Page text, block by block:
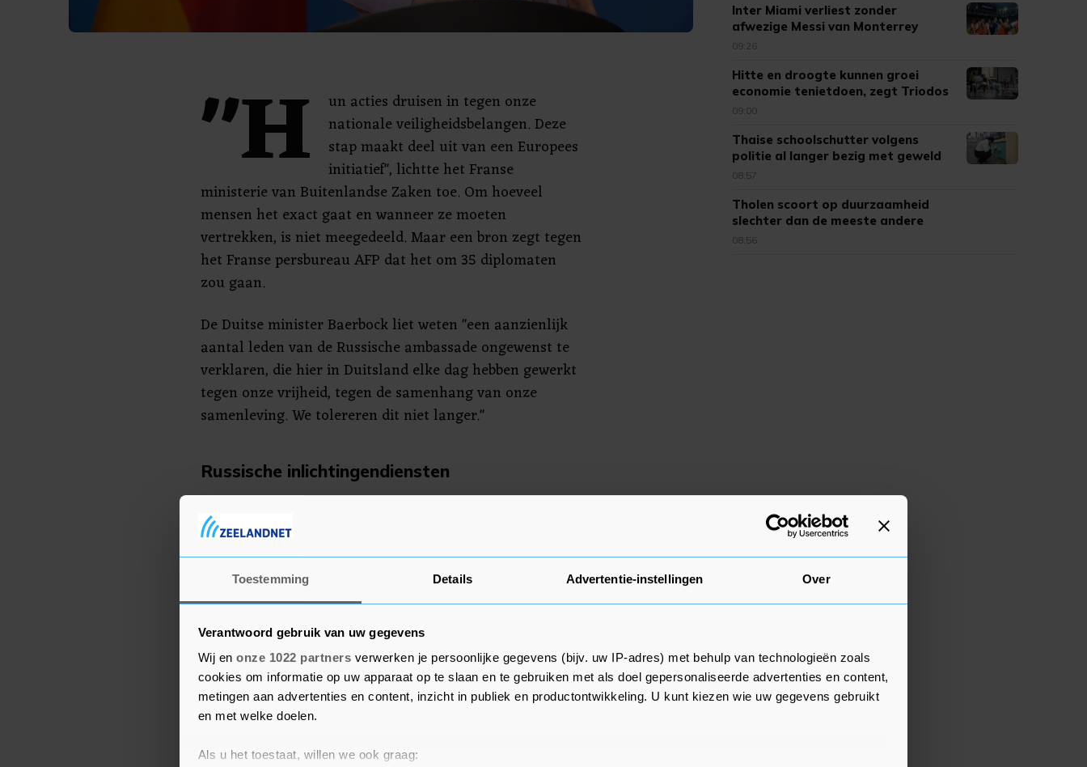
Toestemming Details Advertentie-instellingen Over
Verantwoord gebruik van uw gegevens
Wij en onze 1022 partners verwerken je persoonlijke gegevens (bijv. uw IP-adres) met behulp van technologieën zoals
cookies om informatie op uw apparaat op te slaan en te gebruiken met als doel gepersonaliseerde advertenties en content,
metingen aan advertenties en content, inzicht in publiek en productontwikkeling. U kunt kiezen wie uw gegevens gebruikt
en met welke doelen.
Als u het toestaat, willen we ook graag:
"H
un acties druisen in tegen onze
nationale veiligheidsbelangen. Deze
stap maakt deel uit van een Europees
initiatief", lichtte het Franse
ministerie van Buitenlandse Zaken toe. Om hoeveel
mensen het exact gaat en wanneer ze moeten
vertrekken, is niet meegedeeld. Maar een bron zegt tegen
het Franse persbureau AFP dat het om 35 diplomaten
zou gaan.
De Duitse minister Baerbock liet weten "een aanzienlijk
aantal leden van de Russische ambassade ongewenst te
verklaren, die hier in Duitsland elke dag hebben gewerkt
tegen onze vrijheid, tegen de samenhang van onze
samenleving. We tolereren dit niet langer."
Russische inlichtingendiensten
Het besluit van de Duitse regering werd meegedeeld aan
de Russische ambassadeur Sergej Netsjajev, die werd
aldus Baerbock. De diplomaten hebben nu vijf dagen om
Duitsland te verlaten. Het vermoeden is dat ze leden van
De Russische ambassade in Berlijn bestempelt het besluit
van Duitsland op Telegram als "onvriendelijk" en stelt
dat het zal leiden tot verslechtering van de onderlinge
betrekkingen tussen beide landen. Voor zover bekend is
er nog niet gereageerd op de Franse uitzettingen.
Inter Miami verliest zonder
afwezige Messi van Monterrey
09:26
Hitte en droogte kunnen groei
economie tenietdoen, zegt Triodos
09:00
Thaise schoolschutter volgens
politie al langer bezig met geweld
08:57
Tholen scoort op duurzaamheid
slechter dan de meeste andere
gemeenten
08:56